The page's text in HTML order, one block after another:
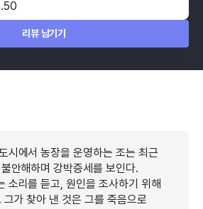
리뷰 남기기
시에서 농장을 운영하는 조는 최근
안해하며 강박증세를 보인다.
소리를 듣고, 원인을 조사하기 위해
가 찾아 낸 것은 그를 죽음으로